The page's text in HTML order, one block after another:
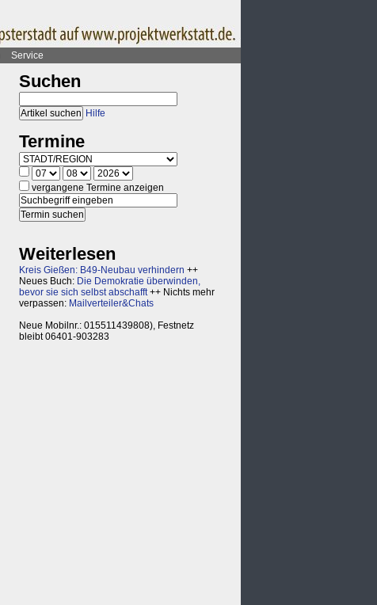
Service
Suchen
Hilfe
Termine
vergangene Termine anzeigen
Weiterlesen
Kreis Gießen: B49-Neubau verhindern ++
Neues Buch: Die Demokratie überwinden,
bevor sie sich selbst abschafft++ Nichts mehr
verpassen: Mailverteiler&Chats
Neue Mobilnr.: 015511439808), Festnetz
bleibt 06401-903283